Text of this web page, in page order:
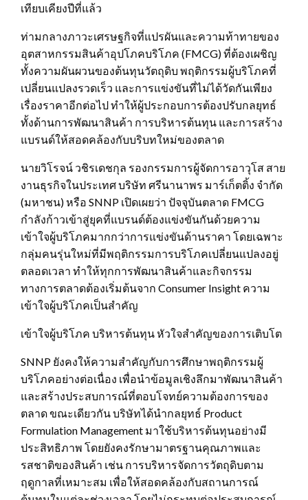
เทียบเคียงปีที่แล้ว
ท่ามกลางภาวะเศรษฐกิจที่แปรผันและความท้าทายของ
อุตสาหกรรมสินค้าอุปโภคบริโภค (FMCG) ที่ต้องเผชิญ
ทั้งความผันผวนของต้นทุนวัตถุดิบ พฤติกรรมผู้บริโภคที่
เปลี่ยนแปลงรวดเร็ว และการแข่งขันที่ไม่ได้วัดกันเพียง
เรื่องราคาอีกต่อไป ทำให้ผู้ประกอบการต้องปรับกลยุทธ์
ทั้งด้านการพัฒนาสินค้า การบริหารต้นทุน และการสร้าง
แบรนด์ให้สอดคล้องกับบริบทใหม่ของตลาด
นายวิโรจน์ วชิรเดชกุล รองกรรมการผู้จัดการอาวุโส สาย
งานธุรกิจในประเทศ บริษัท ศรีนานาพร มาร์เก็ตติ้ง จำกัด
(มหาชน) หรือ SNNP เปิดเผยว่า ปัจจุบันตลาด FMCG
กำลังก้าวเข้าสู่ยุคที่แบรนด์ต้องแข่งขันกันด้วยความ
เข้าใจผู้บริโภคมากกว่าการแข่งขันด้านราคา โดยเฉพาะ
กลุ่มคนรุ่นใหม่ที่มีพฤติกรรมการบริโภคเปลี่ยนแปลงอยู่
ตลอดเวลา ทำให้ทุกการพัฒนาสินค้าและกิจกรรม
ทางการตลาดต้องเริ่มต้นจาก Consumer Insight ความ
เข้าใจผู้บริโภคเป็นสำคัญ
เข้าใจผู้บริโภค บริหารต้นทุน หัวใจสำคัญของการเติบโต
SNNP ยังคงให้ความสำคัญกับการศึกษาพฤติกรรมผู้
บริโภคอย่างต่อเนื่อง เพื่อนำข้อมูลเชิงลึกมาพัฒนาสินค้า
และสร้างประสบการณ์ที่ตอบโจทย์ความต้องการของ
ตลาด ขณะเดียวกัน บริษัทได้นำกลยุทธ์ Product
Formulation Management มาใช้บริหารต้นทุนอย่างมี
ประสิทธิภาพ โดยยังคงรักษามาตรฐานคุณภาพและ
รสชาติของสินค้า เช่น การบริหารจัดการวัตถุดิบตาม
ฤดูกาลที่เหมาะสม เพื่อให้สอดคล้องกับสถานการณ์